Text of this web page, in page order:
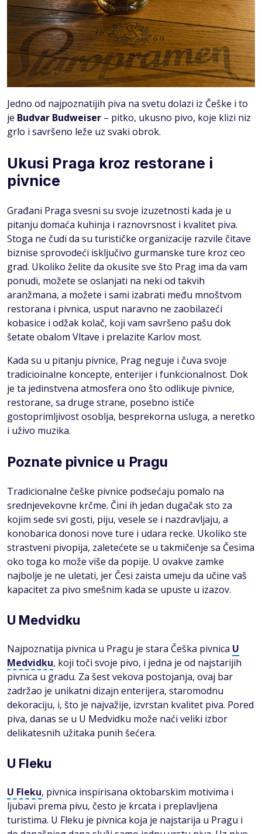
Jedno od najpoznatijih piva na svetu dolazi iz Češke i to
je Budvar Budweiser – pitko, ukusno pivo, koje klizi niz
grlo i savršeno leže uz svaki obrok.
Ukusi Praga kroz restorane i
pivnice
Građani Praga svesni su svoje izuzetnosti kada je u
pitanju domaća kuhinja i raznovrsnost i kvalitet piva.
Stoga ne čudi da su turističke organizacije razvile čitave
biznise sprovodeći isključivo gurmanske ture kroz ceo
grad. Ukoliko želite da okusite sve što Prag ima da vam
ponudi, možete se oslanjati na neki od takvih
aranžmana, a možete i sami izabrati među mnoštvom
restorana i pivnica, usput naravno ne zaobilazeći
kobasice i odžak kolač, koji vam savršeno pašu dok
šetate obalom Vltave i prelazite Karlov most.
Kada su u pitanju pivnice, Prag neguje i čuva svoje
tradicioinalne koncepte, enterijer i funkcionalnost. Dok
je ta jedinstvena atmosfera ono što odlikuje pivnice,
restorane, sa druge strane, posebno ističe
gostoprimljivost osoblja, besprekorna usluga, a neretko
i uživo muzika.
Poznate pivnice u Pragu
Tradicionalne češke pivnice podsećaju pomalo na
srednjevekovne krčme. Čini ih jedan dugačak sto za
kojim sede svi gosti, piju, vesele se i nazdravljaju, a
konobarica donosi nove ture i udara recke. Ukoliko ste
strastveni pivopija, zaletećete se u takmičenje sa Česima
oko toga ko može više da popije. U ovakve zamke
najbolje je ne uletati, jer Česi zaista umeju da učine vaš
kapacitet za pivo smešnim kada se upuste u izazov.
U Medvidku
Najpoznatija pivnica u Pragu je stara Češka pivnica U
Medvidku, koji toči svoje pivo, i jedna je od najstarijih
pivnica u gradu. Za šest vekova postojanja, ovaj bar
zadržao je unikatni dizajn enterijera, staromodnu
dekoraciju, i, što je najvažije, izvrstan kvalitet piva. Pored
piva, danas se u U Medvidku može naći veliki izbor
delikatesnih užitaka punih šećera.
U Fleku
U Fleku, pivnica inspirisana oktobarskim motivima i
ljubavi prema pivu, često je krcata i preplavljena
turistima. U Fleku je pivnica koja je najstarija u Pragu i